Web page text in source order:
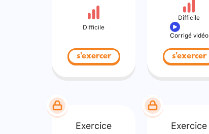
Difficile
s'exercer
Difficile
Corrigé vidéo
s'exercer
Exercice Exercice